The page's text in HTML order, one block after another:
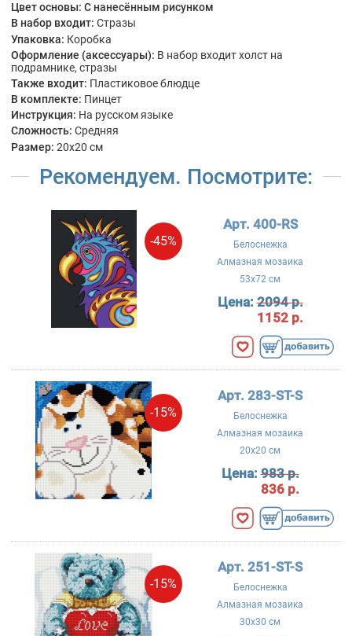
Цвет основы: С нанесённым рисунком
В набор входит: Стразы
Упаковка: Коробка
Оформление (аксессуары): В набор входит холст на
подрамнике, стразы
Также входит: Пластиковое блюдце
В комплекте: Пинцет
Инструкция: На русском языке
Сложность: Средняя
Размер: 20x20 см
Рекомендуем. Посмотрите:
-45%
Арт. 400-RS
Белоснежка
Алмазная мозаика
53x72 см
Цена:2094 р.
1152 р.
-15%
Арт. 283-ST-S
Белоснежка
Алмазная мозаика
20x20 см
Цена:983 р.
836 р.
-15%
Арт. 251-ST-S
Белоснежка
Алмазная мозаика
30x30 см